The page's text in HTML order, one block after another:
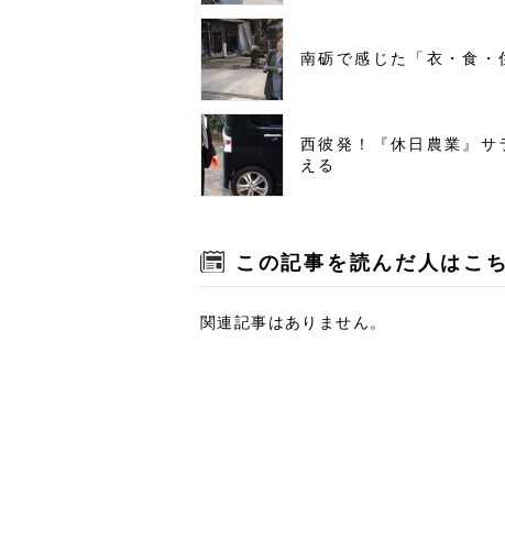
南砺で感じた「衣・食・
西彼発！『休日農業』
える
この記事を読んだ人はこ
関連記事はありません。